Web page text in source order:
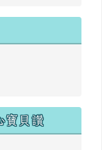
寶貝讚